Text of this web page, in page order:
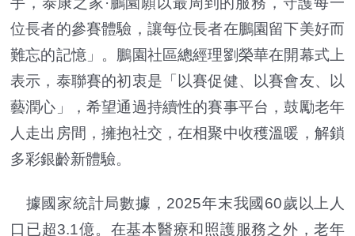
位長者的參賽體驗，讓每位長者在鵬園留下美好而
難忘的記憶」。鵬園社區總經理劉榮華在開幕式上
表示，泰聯賽的初衷是「以賽促健、以賽會友、以
藝潤心」，希望通過持續性的賽事平台，鼓勵老年
人走出房間，擁抱社交，在相聚中收穫溫暖，解鎖
多彩銀齡新體驗。
據國家統計局數據，2025年末我國60歲以上人
口已超3.1億。在基本醫療和照護服務之外，老年